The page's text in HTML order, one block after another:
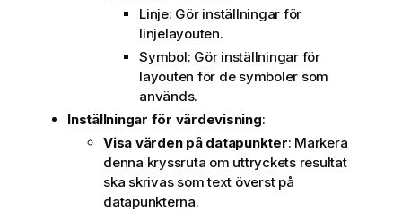
Linje: Gör inställningar för
linjelayouten.
Symbol: Gör inställningar för
layouten för de symboler som
används.
Inställningar för värdevisning:
Visa värden på datapunkter: Markera
denna kryssruta om uttryckets resultat
ska skrivas som text överst på
datapunkterna.